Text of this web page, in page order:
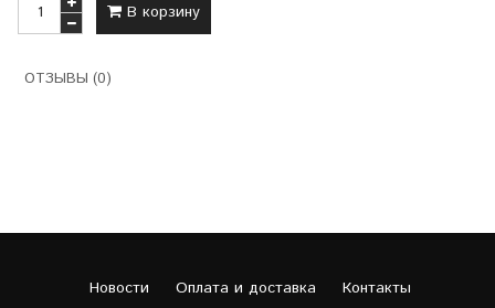
В корзину
ОТЗЫВЫ (0)
Новости Оплата и доставка Контакты